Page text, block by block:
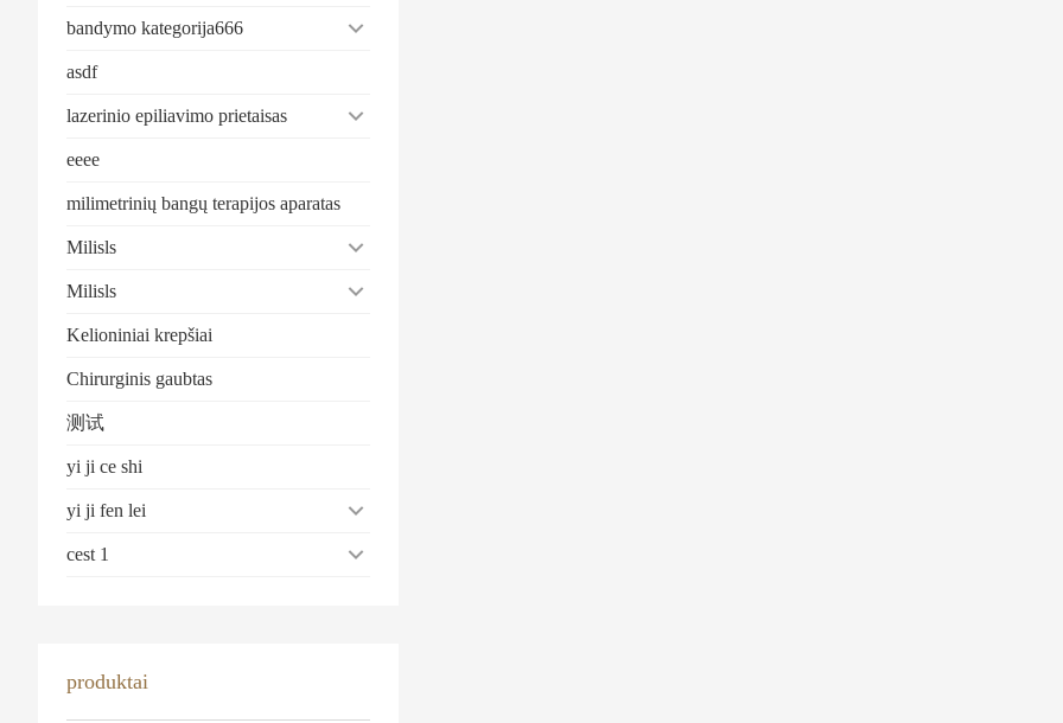
bandymo kategorija666
asdf
lazerinio epiliavimo prietaisas
eeee
milimetrinių bangų terapijos aparatas
Milisls
Milisls
Kelioniniai krepšiai
Chirurginis gaubtas
测试
yi ji ce shi
yi ji fen lei
cest 1
produktai